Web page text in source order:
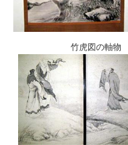
竹虎図の軸物